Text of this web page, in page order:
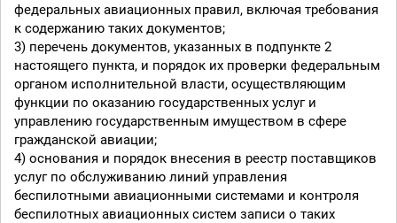
федеральных авиационных правил, включая требования
к содержанию таких документов;
3) перечень документов, указанных в подпункте 2
настоящего пункта, и порядок их проверки федеральным
органом исполнительной власти, осуществляющим
функции по оказанию государственных услуг и
управлению государственным имуществом в сфере
гражданской авиации;
4) основания и порядок внесения в реестр поставщиков
услуг по обслуживанию линий управления
беспилотными авиационными системами и контроля
беспилотных авиационных систем записи о таких